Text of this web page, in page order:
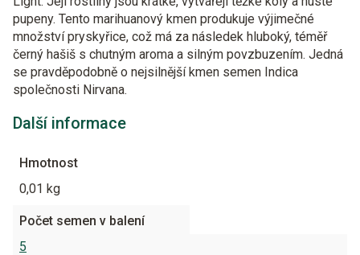
pupeny. Tento marihuanový kmen produkuje výjimečné
množství pryskyřice, což má za následek hluboký, téměř
černý hašiš s chutným aroma a silným povzbuzením. Jedná
se pravděpodobně o nejsilnější kmen semen Indica
společnosti Nirvana.
Další informace
Hmotnost
0,01 kg
Počet semen v balení
5